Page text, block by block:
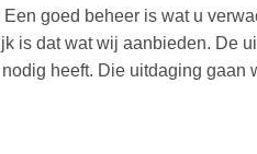
goed beheer is wat u
is dat wat wij aanbieden. De
heeft. Die uitdaging